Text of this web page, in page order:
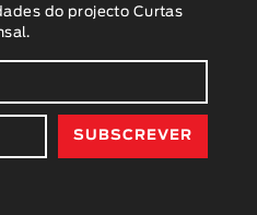
do projecto Curtas